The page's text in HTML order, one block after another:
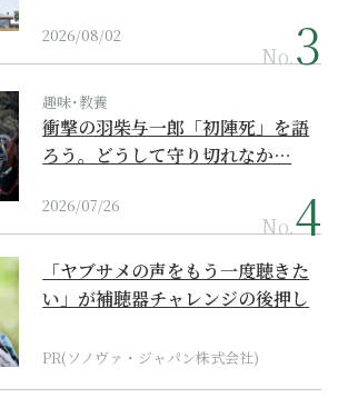
2026/08/02
No.
趣味･教養
衝撃の羽柴与一郎「初陣死」を語
ろう。どうして守り切れなか…
2026/07/26
No.
「ヤブサメの声をもう一度聴きた
い」が補聴器チャレンジの後押し
PR(ソノヴァ・ジャパン株式会社)